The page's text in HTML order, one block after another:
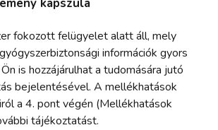
fokozott felügyelet alatt áll, mely
információk gyors
is hozzájárulhat a tudomására jutó
bejelentésével. A mellékhatások
a 4. pont végén (Mellékhatások
tájékoztatást.